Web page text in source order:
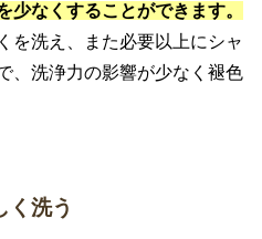
少なくすることができます。
を洗え、また必要以上にシャ
、洗浄力の影響が少なく褪色
洗う